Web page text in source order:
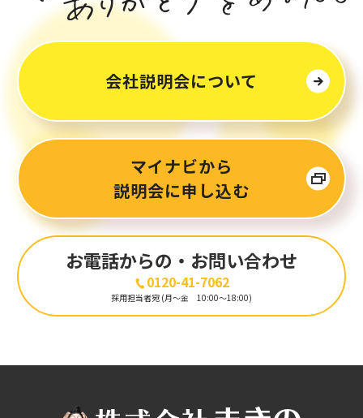
会社説明会について
マイナビから
説明会に申し込む
お電話からの ・お問い合わせ
0120-41-7062
採用担当者宛 (月〜金 10:00〜18:00)